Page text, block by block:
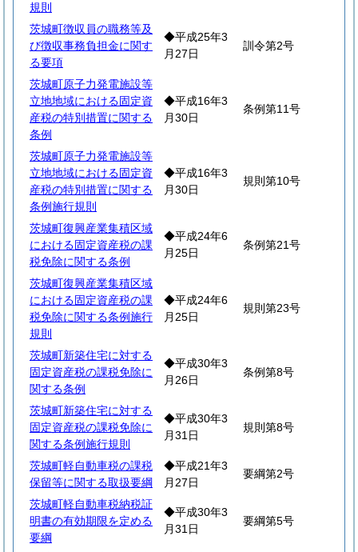
規則
茨城町徴収員の職務等及
び徴収事務負担金に関す
る要項
◆平成25年3
月27日
訓令第2号
茨城町原子力発電施設等
立地地域における固定資
産税の特別措置に関する
条例
◆平成16年3
月30日
条例第11号
茨城町原子力発電施設等
立地地域における固定資
産税の特別措置に関する
条例施行規則
◆平成16年3
月30日
規則第10号
茨城町復興産業集積区域
における固定資産税の課
税免除に関する条例
◆平成24年6
月25日
条例第21号
茨城町復興産業集積区域
における固定資産税の課
税免除に関する条例施行
規則
◆平成24年6
月25日
規則第23号
茨城町新築住宅に対する
固定資産税の課税免除に
関する条例
◆平成30年3
月26日
条例第8号
茨城町新築住宅に対する
固定資産税の課税免除に
関する条例施行規則
◆平成30年3
月31日
規則第8号
茨城町軽自動車税の課税
保留等に関する取扱要綱
◆平成21年3
月27日
要綱第2号
茨城町軽自動車税納税証
明書の有効期限を定める
要綱
◆平成30年3
月31日
要綱第5号